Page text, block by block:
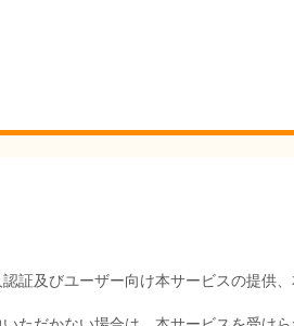
証及びユーザー向け本サービスの提供